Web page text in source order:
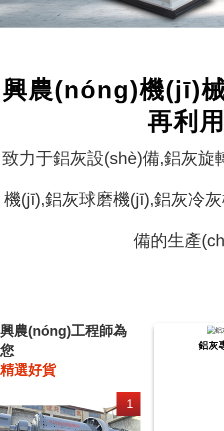
興農(nóng)機(jī)
再利
致力于鋁灰設(shè)備,鋁灰旋
機(jī),鋁灰球磨機(jī),鋁灰冷
備的生產
興農(nóng)工程師為
您
精選好貨
1
鋁灰